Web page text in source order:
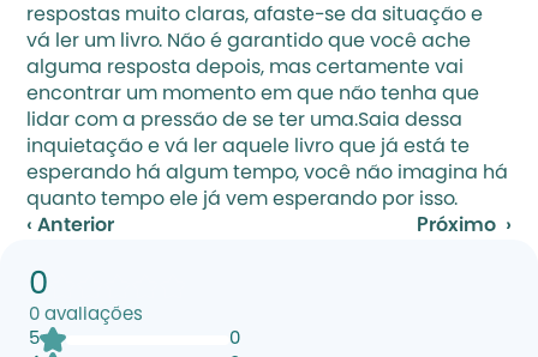
respostas muito claras, afaste-se da situação e
vá ler um livro. Não é garantido que você ache
alguma resposta depois, mas certamente vai
encontrar um momento em que não tenha que
lidar com a pressão de se ter uma.Saia dessa
inquietação e vá ler aquele livro que já está te
esperando há algum tempo, você não imagina há
quanto tempo ele já vem esperando por isso.
‹ Anterior
Próximo  ›
0
0 avaliações
5
0